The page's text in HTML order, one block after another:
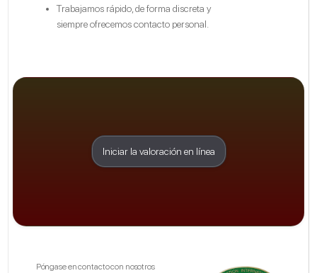
Trabajamos rápido, de forma discreta y
siempre ofrecemos contacto personal.
Iniciar la valoración en línea
Póngase en contacto con nosotros